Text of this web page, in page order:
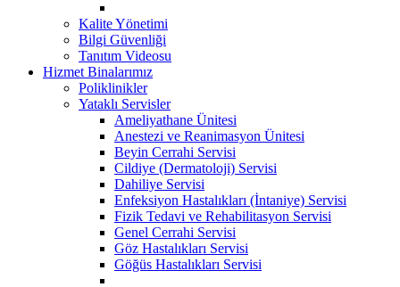
Kalite Yönetimi
Bilgi Güvenliği
Tanıtım Videosu
Hizmet Binalarımız
Poliklinikler
Yataklı Servisler
Ameliyathane Ünitesi
Anestezi ve Reanimasyon Ünitesi
Beyin Cerrahi Servisi
Cildiye (Dermatoloji) Servisi
Dahiliye Servisi
Enfeksiyon Hastalıkları (İntaniye) Servisi
Fizik Tedavi ve Rehabilitasyon Servisi
Genel Cerrahi Servisi
Göz Hastalıkları Servisi
Göğüs Hastalıkları Servisi